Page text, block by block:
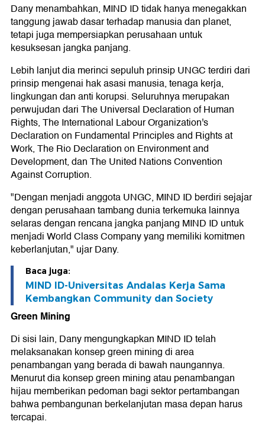
Dany menambahkan, MIND ID tidak hanya menegakkan
tanggung jawab dasar terhadap manusia dan planet,
tetapi juga mempersiapkan perusahaan untuk
kesuksesan jangka panjang.
Lebih lanjut dia merinci sepuluh prinsip UNGC terdiri dari
prinsip mengenai hak asasi manusia, tenaga kerja,
lingkungan dan anti korupsi. Seluruhnya merupakan
perwujudan dari The Universal Declaration of Human
Rights, The International Labour Organization's
Declaration on Fundamental Principles and Rights at
Work, The Rio Declaration on Environment and
Development, dan The United Nations Convention
Against Corruption.
"Dengan menjadi anggota UNGC, MIND ID berdiri sejajar
dengan perusahaan tambang dunia terkemuka lainnya
selaras dengan rencana jangka panjang MIND ID untuk
menjadi World Class Company yang memiliki komitmen
keberlanjutan," ujar Dany.
Baca juga:
MIND ID-Universitas Andalas Kerja Sama
Kembangkan Community dan Society
Green Mining
Di sisi lain, Dany mengungkapkan MIND ID telah
melaksanakan konsep green mining di area
penambangan yang berada di bawah naungannya.
Menurut dia konsep green mining atau penambangan
hijau memberikan pedoman bagi sektor pertambangan
bahwa pembangunan berkelanjutan masa depan harus
tercapai.